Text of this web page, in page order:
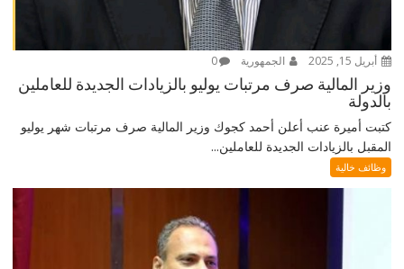
أبريل 15, 2025 الجمهورية 0
وزير المالية صرف مرتبات يوليو بالزيادات الجديدة للعاملين
بالدولة
كتبت أميرة عنب أعلن أحمد كجوك وزير المالية صرف مرتبات شهر يوليو
المقبل بالزيادات الجديدة للعاملين...
وظائف خالية